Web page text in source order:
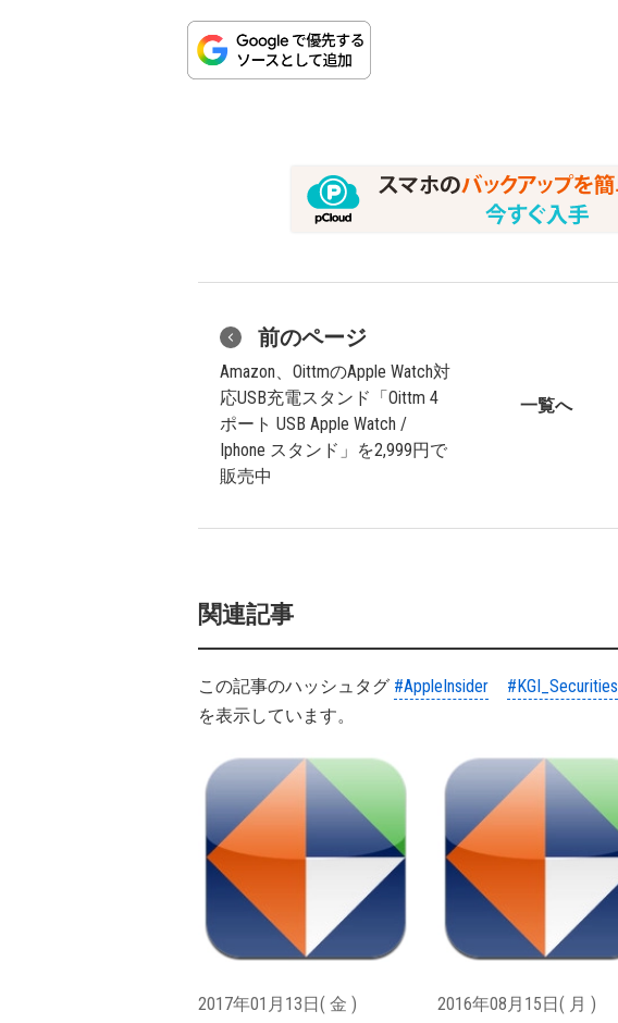
前のページ
Amazon、OittmのApple Watch対
応USB充電スタンド「Oittm 4
ポート USB Apple Watch /
Iphone スタンド」を2,999円で
販売中
一覧へ
関連記事
この記事のハッシュタグ #AppleInsider #KGI_Securities
を表示しています。
2017年01月13日( 金 ) 2016年08月15日( 月 )